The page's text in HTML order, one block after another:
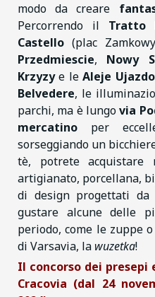
modo da creare
Percorrendo il Tratto
Castello (plac
Przedmiescie, Nowy
Krzyzye leAleje
Belvedere, le
parchi, ma è lungovia
mercatino per
sorseggiando un
tè, potrete acquistare
artigianato, porcellana,
di design progettati
gustare alcune delle
periodo, come le zuppe
di Varsavia, la wuzetka!
Il concorso dei
Cracovia (dal 24